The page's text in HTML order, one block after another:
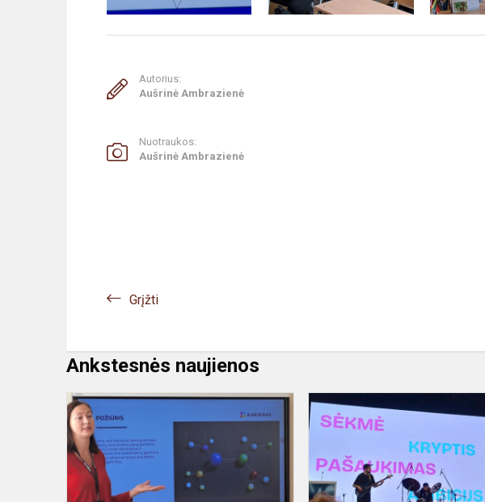
Autorius:
Aušrinė Ambrazienė
Nuotraukos:
Aušrinė Ambrazienė
Grįžti
Ankstesnės naujienos
Susitikimas
tarnybos
atstove